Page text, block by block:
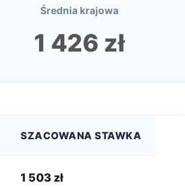
Średnia krajowa
1 426 zł
SZACOWANA STAWKA
1 503 zł